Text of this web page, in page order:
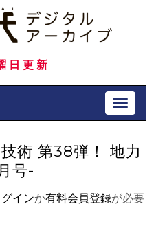
日更新
Toggle
術 第38弾！ 地力
号-
グインか有料会員登録が必要